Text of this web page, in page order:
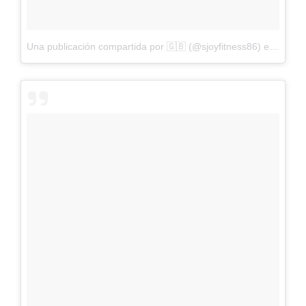
Una publicación compartida por 🇬🇧 (@sjoyfitness86) el